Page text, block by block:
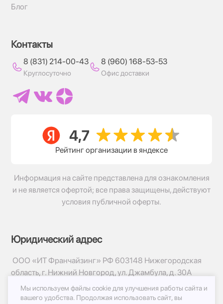
Блог
Контакты
8 (831) 214-00-43
Круглосуточно
8 (960) 168-53-53
Офис доставки
Рейтинг организации в яндексе
Информация на сайте представлена для ознакомления
и не является офертой; все права защищены, действуют
условия публичной оферты.
Юридический адрес
ООО «ИТ Франчайзинг» РФ 603148 Нижегородская
область, г. Нижний Новгород, ул. Джамбула, д. 30А
© 2017-2026г, База Цветов 24.ру
Мы используем файлы cookie для улучшения работы сайта и
вашего удобства. Продолжая использовать сайт, вы